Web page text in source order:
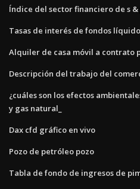
Índice del sector financiero de s &
Tasas de interés de fondos
Alquiler de casa móvil a contrato
Descripción del trabajo del
¿cuáles son los efectos
y gas natural_
Dax cfd gráfico en vivo
Pozo de petróleo pozo
Tabla de fondo de ingresos de